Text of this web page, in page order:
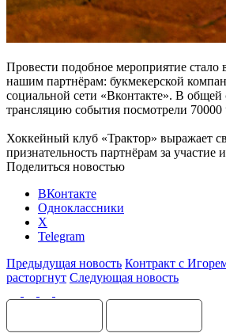
Провести подобное мероприятие
нашим партнёрам: букмекерской
социальной сети «Вконтакте». В общей
трансляцию события посмотрели 70000
Хоккейный клуб «Трактор» выражает
признательность партнёрам за участие
Поделиться новостью
ВКонтакте
Одноклассники
X
Telegram
Предыдущая новость Контракт с
расторгнут Следующая новость